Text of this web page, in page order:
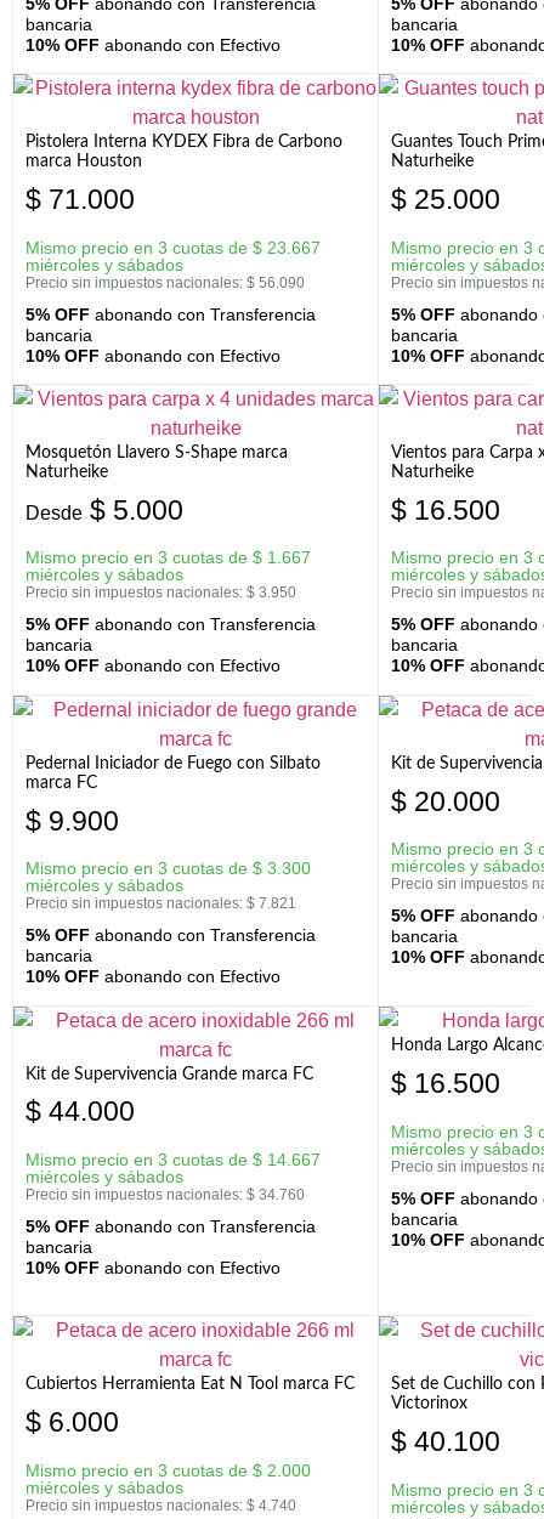
bancaria
10% OFF abonando con Efectivo
bancaria
10% OFF
Pistolera Interna KYDEX Fibra de Carbono
marca Houston
$ 71.000
Mismo precio en 3 cuotas de $ 23.667
miércoles y sábados
Precio sin impuestos nacionales: $ 56.090
5% OFF abonando con Transferencia
bancaria
10% OFF abonando con Efectivo
Guantes Touch
Naturheike
$ 25.000
Mismo precio en 3
miércoles y
Precio sin impuestos
5% OFF abonando
bancaria
10% OFF
Mosquetón Llavero S-Shape marca
Naturheike
Desde $ 5.000
Mismo precio en 3 cuotas de $ 1.667
miércoles y sábados
Precio sin impuestos nacionales: $ 3.950
5% OFF abonando con Transferencia
bancaria
10% OFF abonando con Efectivo
Vientos para Carpa
Naturheike
$ 16.500
Mismo precio en 3
miércoles y
Precio sin impuestos
5% OFF abonando
bancaria
10% OFF
Pedernal Iniciador de Fuego con Silbato
marca FC
$ 9.900
Mismo precio en 3 cuotas de $ 3.300
miércoles y sábados
Precio sin impuestos nacionales: $ 7.821
5% OFF abonando con Transferencia
bancaria
10% OFF abonando con Efectivo
Kit de
$ 20.000
Mismo precio en 3
miércoles y
Precio sin impuestos
5% OFF abonando
bancaria
10% OFF
Kit de Supervivencia Grande marca FC
$ 44.000
Mismo precio en 3 cuotas de $ 14.667
miércoles y sábados
Precio sin impuestos nacionales: $ 34.760
5% OFF abonando con Transferencia
bancaria
10% OFF abonando con Efectivo
Honda Largo
$ 16.500
Mismo precio en 3
miércoles y
Precio sin impuestos
5% OFF abonando
bancaria
10% OFF
Cubiertos Herramienta Eat N Tool marca FC
$ 6.000
Mismo precio en 3 cuotas de $ 2.000
miércoles y sábados
Precio sin impuestos nacionales: $ 4.740
Set de Cuchillo con
Victorinox
$ 40.100
Mismo precio en 3
miércoles y